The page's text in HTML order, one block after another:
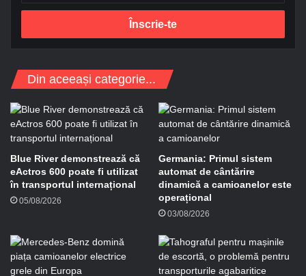
r
s
d
-
m
a
Din aceeași categorie...
Blue River demonstrează că
eActros 600 poate fi utilizat
în transportul internațional
05/08/2026
Germania: Primul sistem
automat de cântărire
dinamică a camioanelor este
operațional
03/08/2026